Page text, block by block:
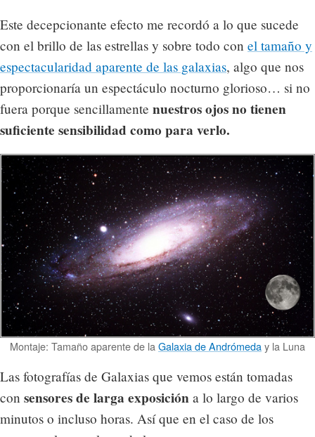
Este decepcionante efecto me recordó a lo que sucede
con el brillo de las estrellas y sobre todo con el tamaño y
espectacularidad aparente de las galaxias, algo que nos
proporcionaría un espectáculo nocturno glorioso… si no
fuera porque sencillamente nuestros ojos no tienen
suficiente sensibilidad como para verlo.
Montaje: Tamaño aparente de la Galaxia de Andrómeday la Luna
Las fotografías de Galaxias que vemos están tomadas
con sensores de larga exposición a lo largo de varios
minutos o incluso horas. Así que en el caso de los